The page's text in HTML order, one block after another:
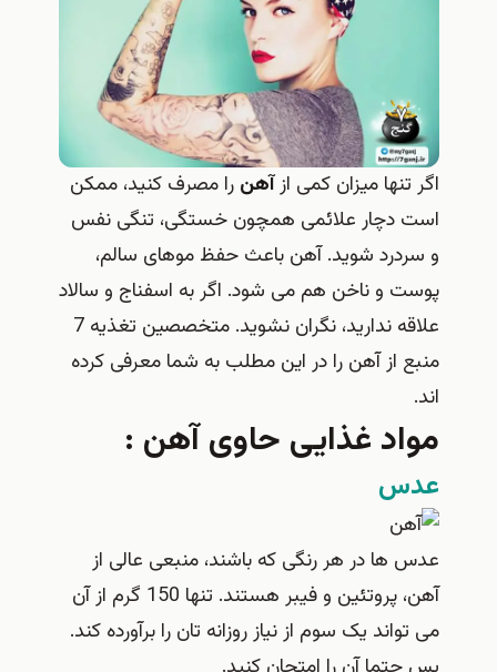
اگر تنها میزان کمی ازآهن را مصرف کنید، ممکن
است دچار علائمی همچون خستگی، تنگی نفس
و سردرد شوید. آهن باعث حفظ موهای سالم،
پوست و ناخن هم می شود. اگر به اسفناج و سالاد
علاقه ندارید، نگران نشوید. متخصصین تغذیه 7
منبع از آهن را در این مطلب به شما معرفی کرده
اند.
مواد غذایی حاوی آهن :
عدس
عدس ها در هر رنگی که باشند، منبعی عالی از
آهن، پروتئین و فیبر هستند. تنها 150 گرم از آن
می تواند یک سوم از نیاز روزانه تان را برآورده کند.